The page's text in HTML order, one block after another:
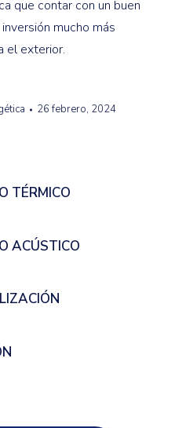
que contar con un buen
mucho más
el exterior.
26 febrero, 2024
TÉRMICO
ACÚSTICO